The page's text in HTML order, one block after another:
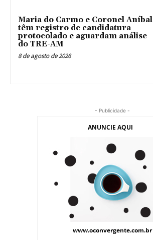
Maria do Carmo e Coronel Aníbal
têm registro de candidatura
protocolado e aguardam análise
do TRE-AM
8 de agosto de 2026
- Publicidade -